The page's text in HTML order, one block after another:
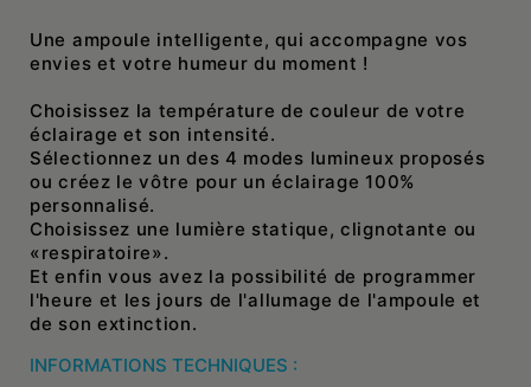
Une ampoule intelligente, qui accompagne vos
envies et votre humeur du moment !
Choisissez la température de couleur de votre
éclairage et son intensité.
Sélectionnez un des 4 modes lumineux proposés
ou créez le vôtre pour un éclairage 100%
personnalisé.
Choisissez une lumière statique, clignotante ou
«respiratoire».
Et enfin vous avez la possibilité de programmer
l'heure et les jours de l'allumage de l'ampoule et
de son extinction.
INFORMATIONS TECHNIQUES :